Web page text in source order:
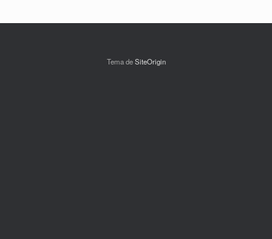
Tema deSiteOrigin